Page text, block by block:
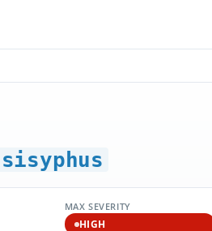
sisyphus
MAX SEVERITY
HIGH